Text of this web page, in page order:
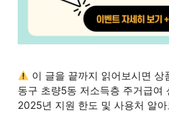
이 글을 끝까지 읽어보시면 상
동구 초량5동 저소득층 주거급여
2025년 지원 한도 및 사용처 알